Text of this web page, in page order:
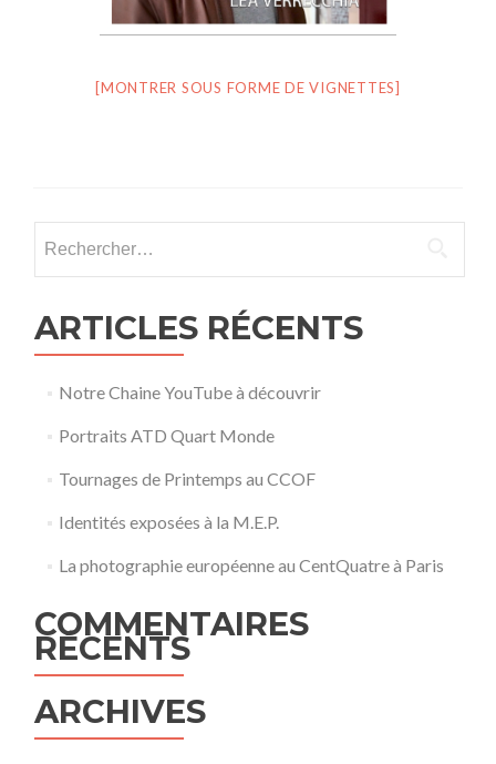
[MONTRER SOUS FORME DE VIGNETTES]
ARTICLES RÉCENTS
Notre Chaine YouTube à découvrir
Portraits ATD Quart Monde
Tournages de Printemps au CCOF
Identités exposées à la M.E.P.
La photographie européenne au CentQuatre à Paris
COMMENTAIRES
RÉCENTS
ARCHIVES